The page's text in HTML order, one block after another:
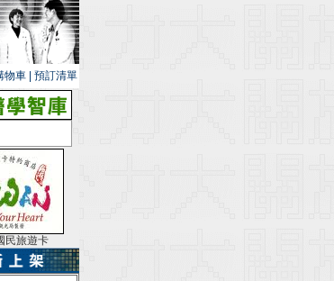
物車 預訂清單
民旅遊卡